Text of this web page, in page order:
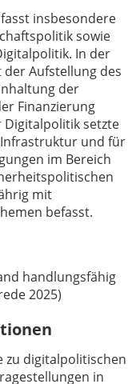
insbesondere
sowie
In der
Aufstellung des
der
Finanzierung
setzte
und für
im Bereich
mit
befasst.
handlungsfähig
2025)
zu digitalpolitischen
in